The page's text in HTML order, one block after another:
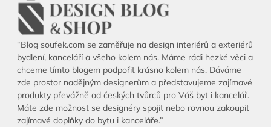
“Blog soufek.com se zaměřuje na design interiérů a exteriérů
bydlení, kanceláří a všeho kolem nás. Máme rádi hezké věci a
chceme tímto blogem podpořit krásno kolem nás. Dáváme
zde prostor nadějným designerům a představujeme zajímavé
produkty převážně od českých tvůrců pro Váš byt i kancelář.
Máte zde možnost se designéry spojit nebo rovnou zakoupit
zajímavé doplňky do bytu i kanceláře.”